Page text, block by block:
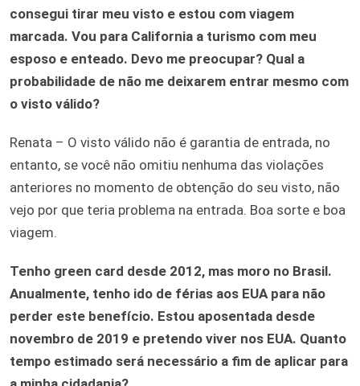
consegui tirar meu visto e estou com viagem
marcada. Vou para California a turismo com meu
esposo e enteado. Devo me preocupar? Qual a
probabilidade de não me deixarem entrar mesmo com
o visto válido?
Renata – O visto válido não é garantia de entrada, no
entanto, se você não omitiu nenhuma das violações
anteriores no momento de obtenção do seu visto, não
vejo por que teria problema na entrada. Boa sorte e boa
viagem.
Tenho green card desde 2012, mas moro no Brasil.
Anualmente, tenho ido de férias aos EUA para não
perder este benefício. Estou aposentada desde
novembro de 2019 e pretendo viver nos EUA. Quanto
tempo estimado será necessário a fim de aplicar para